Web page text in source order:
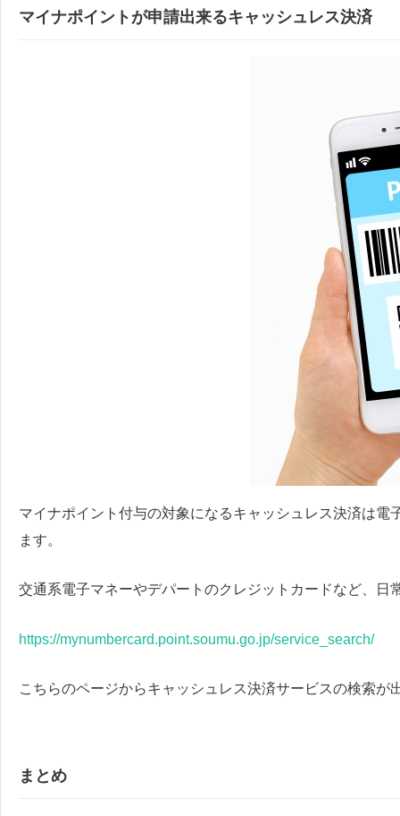
マイナポイントが申請出来るキャッシュレス決済
マイナポイント付与の対象になるキャッシュレス決済は
ます。
交通系電子マネーやデパートのクレジットカードなど、
https://mynumbercard.point.soumu.go.jp/service_search/
こちらのページからキャッシュレス決済サービスの検索が
まとめ